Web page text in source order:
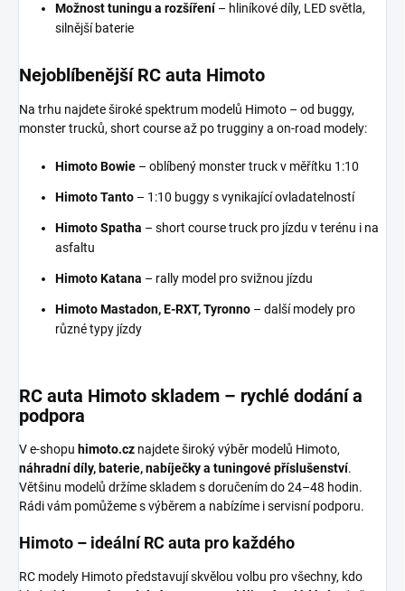
Možnost tuningu a rozšíření– hliníkové díly, LED světla,
silnější baterie
Nejoblíbenější RC auta Himoto
Na trhu najdete široké spektrum modelů Himoto – od buggy,
monster trucků, short course až po trugginy a on-road modely:
Himoto Bowie – oblíbený monster truck v měřítku 1:10
Himoto Tanto – 1:10 buggy s vynikající ovladatelností
Himoto Spatha – short course truck pro jízdu v terénu i na
asfaltu
Himoto Katana – rally model pro svižnou jízdu
Himoto Mastadon, E-RXT, Tyronno – další modely pro
různé typy jízdy
RC auta Himoto skladem – rychlé dodání a
podpora
V e-shopu himoto.cz najdete široký výběr modelů Himoto,
náhradní díly, baterie, nabíječky a tuningové příslušenství.
Většinu modelů držíme skladem s doručením do 24–48 hodin.
Rádi vám pomůžeme s výběrem a nabízíme i servisní podporu.
Himoto – ideální RC auta pro každého
RC modely Himoto představují skvělou volbu pro všechny, kdo